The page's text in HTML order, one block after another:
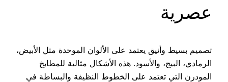
عصرية
تصميم بسيط وأنيق يعتمد على الألوان الموحدة مثل الأبيض،
الرمادي، البيج، والأسود. هذه الأشكال مثالية للمطابخ
المودرن التي تعتمد على الخطوط النظيفة والبساطة في